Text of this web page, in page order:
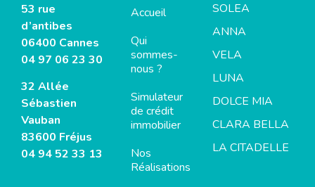
53 rue
d’antibes
06400 Cannes
04 97 06 23 30
32 Allée
Sébastien
Vauban
83600 Fréjus
04 94 52 33 13
Accueil
Qui
sommes-
nous ?
Simulateur
de crédit
immobilier
Nos
Réalisations
SOLEA
ANNA
VELA
LUNA
DOLCE MIA
CLARA BELLA
LA CITADELLE